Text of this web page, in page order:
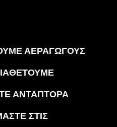
ΑΕΡΑΓΩΓΟΥΣ
ΑΝΤΑΠΤΟΡΑ
ΣΤΙΣ